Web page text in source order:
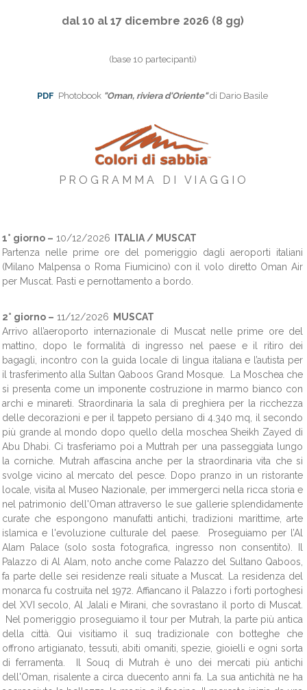
dal 10 al 17 dicembre 2026 (8 gg)
(base 10 partecipanti)
PDF Photobook "Oman, riviera d'Oriente" di Dario Basile
P R O G R A M M A D I V I A G G I O
1° giorno – 10/12/2026 ITALIA / MUSCAT
Partenza nelle prime ore del pomeriggio dagli aeroporti italiani
(Milano Malpensa o Roma Fiumicino) con il volo diretto Oman Air
per Muscat. Pasti e pernottamento a bordo.
2° giorno – 11/12/2026 MUSCAT
Arrivo all’aeroporto internazionale di Muscat nelle prime ore del
mattino, dopo le formalità di ingresso nel paese e il ritiro dei
bagagli, incontro con la guida locale di lingua italiana e l’autista per
il trasferimento alla Sultan Qaboos Grand Mosque. La Moschea che
si presenta come un imponente costruzione in marmo bianco con
archi e minareti. Straordinaria la sala di preghiera per la ricchezza
delle decorazioni e per il tappeto persiano di 4.340 mq, il secondo
più grande al mondo dopo quello della moschea Sheikh Zayed di
Abu Dhabi. Ci trasferiamo poi a Muttrah per una passeggiata lungo
la corniche. Mutrah affascina anche per la straordinaria vita che si
svolge vicino al mercato del pesce. Dopo pranzo in un ristorante
locale, visita al Museo Nazionale, per immergerci nella ricca storia e
nel patrimonio dell'Oman attraverso le sue gallerie splendidamente
curate che espongono manufatti antichi, tradizioni marittime, arte
islamica e l'evoluzione culturale del paese. Proseguiamo per l’Al
Alam Palace (solo sosta fotografica, ingresso non consentito). Il
Palazzo di Al Alam, noto anche come Palazzo del Sultano Qaboos,
fa parte delle sei residenze reali situate a Muscat. La residenza del
monarca fu costruita nel 1972. Affiancano il Palazzo i forti portoghesi
del XVI secolo, Al Jalali e Mirani, che sovrastano il porto di Muscat.
Nel pomeriggio proseguiamo il tour per Mutrah, la parte più antica
della città. Qui visitiamo il suq tradizionale con botteghe che
offrono artigianato, tessuti, abiti omaniti, spezie, gioielli e ogni sorta
di ferramenta. Il Souq di Mutrah è uno dei mercati più antichi
dell'Oman, risalente a circa duecento anni fa. La sua antichità ne ha